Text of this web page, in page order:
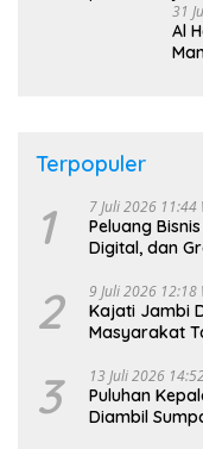
31
Al
Terpopuler
1 7 Juli 2026 11:44
Peluang
Digital, dan
2 9 Juli 2026 12:18
Kajati Jambi
Masyarakat
3 13 Juli 2026
Puluhan
Diambil